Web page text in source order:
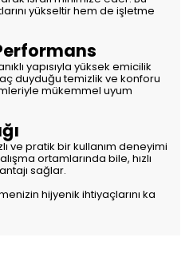
yükseltir hem de işletme
yapısıyla yüksek emicilik
duyduğu temizlik ve konforu
mükemmel uyum
ve pratik bir kullanım deneyimi
ortamlarında bile, hızlı
sağlar.
hijyenik ihtiyaçlarını ka